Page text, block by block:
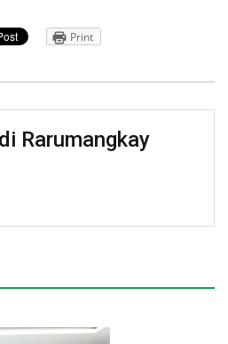
Print
Rarumangkay